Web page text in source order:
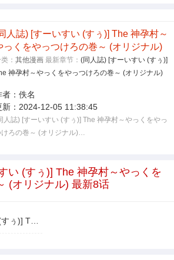
人誌) [すーいすい (すぅ)] The 神孕村～
っくをやっつけろの巻～ (オリジナル)
： 其他漫画 最新章节： (同人誌) [すーいすい (すぅ)]
神孕村～やっくをやっつけろの巻～ (オリジナル)
： 佚名
： 2024-12-05 11:38:45
人誌) [すーいすい (すぅ)] The 神孕村～やっくをやっ
けろの巻～ (オリジナル)…
い (すぅ)] The 神孕村～やっくを
(オリジナル) 最新8话